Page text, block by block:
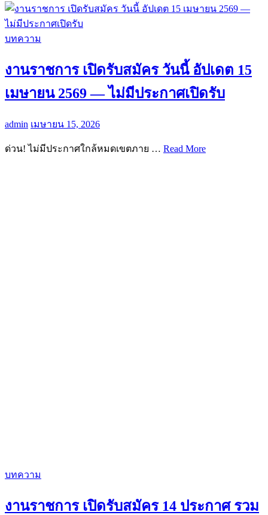
บทความ
งานราชการ เปิดรับสมัคร วันนี้ อัปเดต 15
เมษายน 2569 — ไม่มีประกาศเปิดรับ
admin เมษายน 15, 2026
ด่วน! ไม่มีประกาศใกล้หมดเขตภาย … Read More
บทความ
งานราชการ เปิดรับสมัคร 14 ประกาศ รวม